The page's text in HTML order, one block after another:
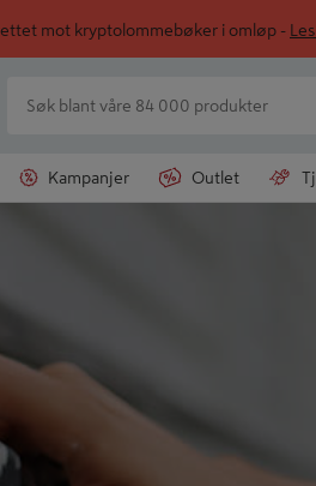
mot kryptolommebøker i omløp -
Kampanjer Outlet